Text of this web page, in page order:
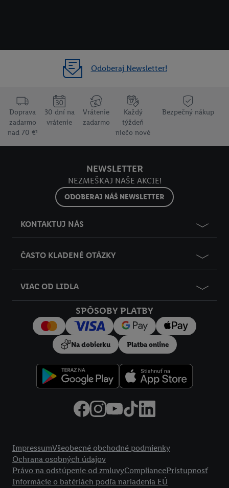
Odoberaj Newsletter!
Doprava
zadarmo
nad 70 €¹
30 dní na
vrátenie
Vrátenie
zadarmo
Každý
týždeň
niečo nové
Bezpečný nákup
NEWSLETTER
NEZMEŠKAJ NAŠE AKCIE!
ODOBERAJ NÁŠ NEWSLETTER
KONTAKTUJ NÁS
ČASTO KLADENÉ OTÁZKY
VIAC OD LIDLA
SPÔSOBY PLATBY
Na dobierku Platba online
ImpressumVšeobecné obchodné podmienky
Ochrana osobných údajov
Právo na odstúpenie od zmluvyCompliancePrístupnosť
Informácie o batériách podľa nariadenia EÚ